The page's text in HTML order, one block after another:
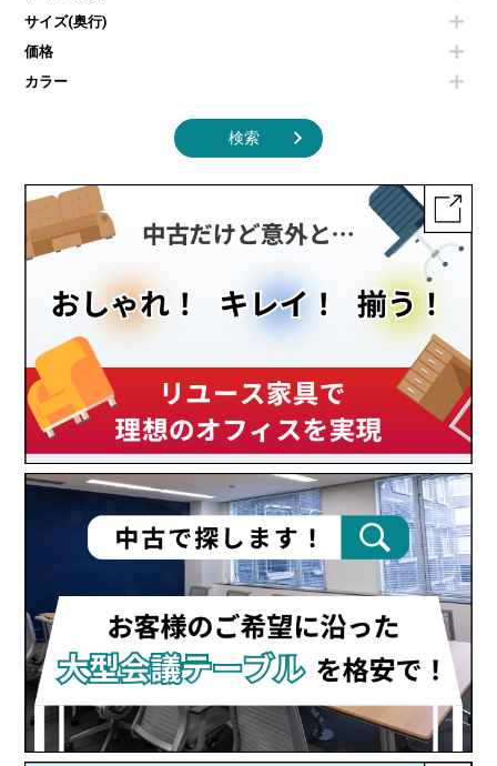
インテリア家具その他
季節家電
サイズ(奥行)
価格
カラー
検索